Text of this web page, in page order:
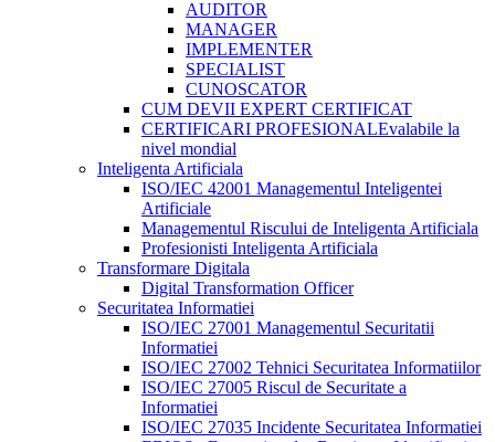
AUDITOR
MANAGER
IMPLEMENTER
SPECIALIST
CUNOSCATOR
CUM DEVII EXPERT CERTIFICAT
CERTIFICARI PROFESIONALEvalabile la
nivel mondial
Inteligenta Artificiala
ISO/IEC 42001 Managementul Inteligentei
Artificiale
Managementul Riscului de Inteligenta Artificiala
Profesionisti Inteligenta Artificiala
Transformare Digitala
Digital Transformation Officer
Securitatea Informatiei
ISO/IEC 27001 Managementul Securitatii
Informatiei
ISO/IEC 27002 Tehnici Securitatea Informatiilor
ISO/IEC 27005 Riscul de Securitate a
Informatiei
ISO/IEC 27035 Incidente Securitatea Informatiei